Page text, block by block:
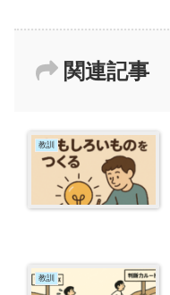
関連記事
教訓
教訓